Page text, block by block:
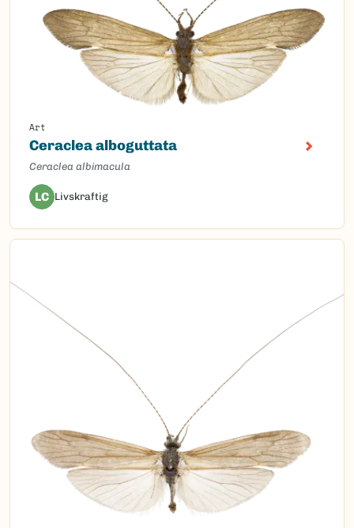
Art
Ceraclea alboguttata
Ceraclea albimacula
LC Livskraftig